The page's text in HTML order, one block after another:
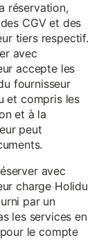
réservation,
CGV et des
tiers respectif.
avec
accepte les
fournisseur
et compris les
et à la
peut
avec
charge Holidu
par un
les services en
le compte